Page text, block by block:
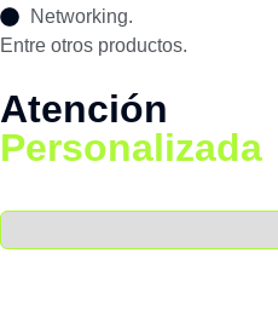
Networking.
Entre otros productos.
Atención
Personalizada